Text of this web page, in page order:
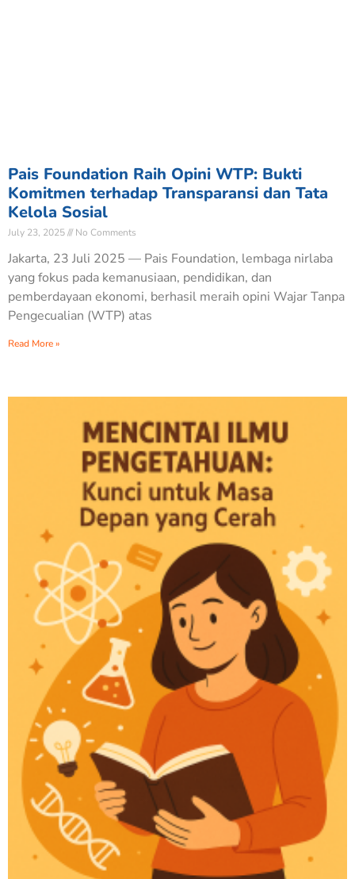
Pais Foundation Raih Opini WTP: Bukti
Komitmen terhadap Transparansi dan Tata
Kelola Sosial
July 23, 2025 No Comments
Jakarta, 23 Juli 2025 — Pais Foundation, lembaga nirlaba
yang fokus pada kemanusiaan, pendidikan, dan
pemberdayaan ekonomi, berhasil meraih opini Wajar Tanpa
Pengecualian (WTP) atas
Read More »